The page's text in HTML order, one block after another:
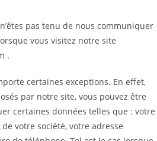
pas tenu de nous communiquer
vous visitez notre site
.
certaines exceptions. En effet,
par notre site, vous pouvez être
certaines données telles que : votre
votre société, votre adresse